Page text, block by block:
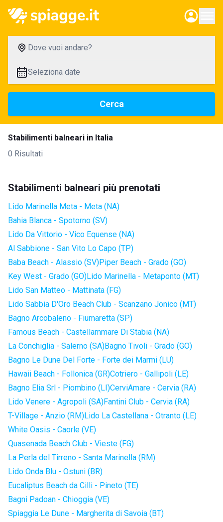
Dove vuoi andare?
Seleziona date
Cerca
Stabilimenti balneari in Italia
0 Risultati
Stabilimenti balneari più prenotati
Lido Marinella Meta - Meta (NA)
Bahia Blanca - Spotorno (SV)
Lido Da Vittorio - Vico Equense (NA)
Al Sabbione - San Vito Lo Capo (TP)
Baba Beach - Alassio (SV)Piper Beach - Grado (GO)
Key West - Grado (GO)Lido Marinella - Metaponto (MT)
Lido San Matteo - Mattinata (FG)
Lido Sabbia D'Oro Beach Club - Scanzano Jonico (MT)
Bagno Arcobaleno - Fiumaretta (SP)
Famous Beach - Castellammare Di Stabia (NA)
La Conchiglia - Salerno (SA)Bagno Tivoli - Grado (GO)
Bagno Le Dune Del Forte - Forte dei Marmi (LU)
Hawaii Beach - Follonica (GR)Cotriero - Gallipoli (LE)
Bagno Elia Srl - Piombino (LI)CerviAmare - Cervia (RA)
Lido Venere - Agropoli (SA)Fantini Club - Cervia (RA)
T-Village - Anzio (RM)Lido La Castellana - Otranto (LE)
White Oasis - Caorle (VE)
Quasenada Beach Club - Vieste (FG)
La Perla del Tirreno - Santa Marinella (RM)
Lido Onda Blu - Ostuni (BR)
Eucaliptus Beach da Cilli - Pineto (TE)
Bagni Padoan - Chioggia (VE)
Spiaggia Le Dune - Margherita di Savoia (BT)